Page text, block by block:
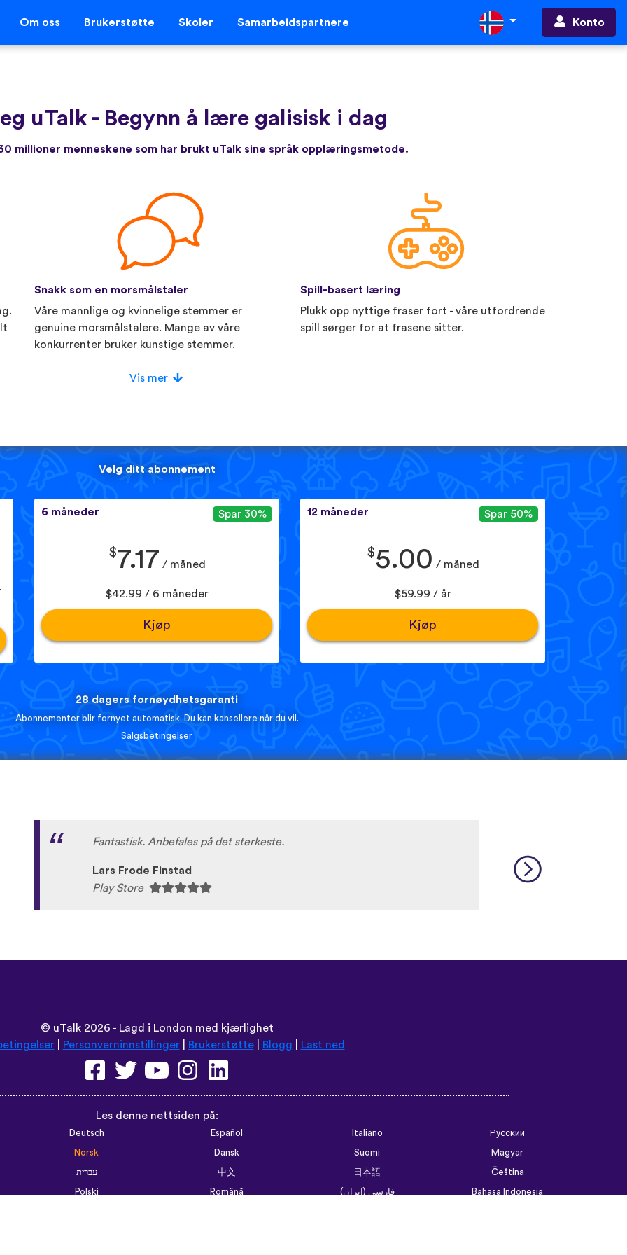
Om oss Brukerstøtte Skoler Samarbeidspartnere Konto
uTalk - Begynn å lære galisisk i dag
millioner menneskene som har brukt uTalk sine språk opplæringsmetode.
Snakk som en morsmålstaler
Våre mannlige og kvinnelige stemmer er
genuine morsmålstalere. Mange av våre
konkurrenter bruker kunstige stemmer.
Spill-basert læring
Plukk opp nyttige fraser fort - våre utfordrende
spill sørger for at frasene sitter.
Vis mer
Velg ditt abonnement
6 måneder Spar 30%
$7.17 / måned
$42.99 / 6 måneder
Kjøp
12 måneder Spar 50%
$5.00 / måned
$59.99 / år
Kjøp
28 dagers fornøydhetsgaranti
Abonnementer blir fornyet automatisk. Du kan kansellere når du vil.
Salgsbetingelser
Fantastisk. Anbefales på det sterkeste.
Lars Frode Finstad
Play Store
© uTalk2026 - Lagd i London med kjærlighet
| Personverninnstillinger| Brukerstøtte| Blogg Last ned
Les denne nettsiden på:
Deutsch Español Italiano
Русский
Norsk
Dansk Suomi
Magyar
עברית
中文 日本語
Čeština
Polski
Română فارسی (ایران)
Bahasa Indonesia